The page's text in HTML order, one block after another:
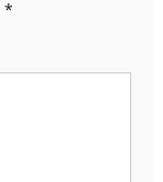
*